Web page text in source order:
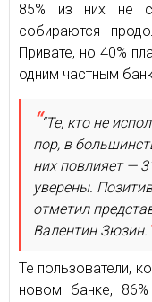
85% из них не
собираются
Привате, но 40%
одним частным
“Те, кто не
пор, в
них повлияет —
уверены.
отметил
Валентин Зюзин.
Те пользователи,
новом банке,